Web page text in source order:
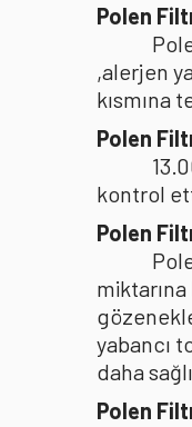
Polen
,alerjen
kısmına
Polen
kontrol
Polen
yabancı
daha
Polen